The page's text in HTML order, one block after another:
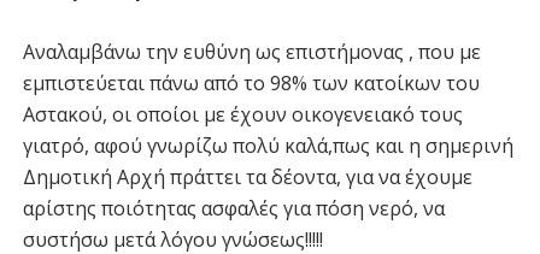
Αναλαμβάνω την ευθύνη ως επιστήμονας , που με
εμπιστεύεται πάνω από το 98% των κατοίκων του
Αστακού, οι οποίοι με έχουν οικογενειακό τους
γιατρό, αφού γνωρίζω πολύ καλά,πως και η σημερινή
Δημοτική Αρχή πράττει τα δέοντα, για να έχουμε
αρίστης ποιότητας ασφαλές για πόση νερό, να
συστήσω μετά λόγου γνώσεως!!!!!